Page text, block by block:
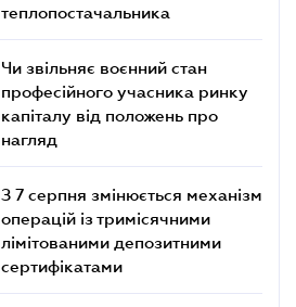
теплопостачальника
Чи звільняє воєнний стан
професійного учасника ринку
капіталу від положень про
нагляд
З 7 серпня змінюється механізм
операцій із тримісячними
лімітованими депозитними
сертифікатами